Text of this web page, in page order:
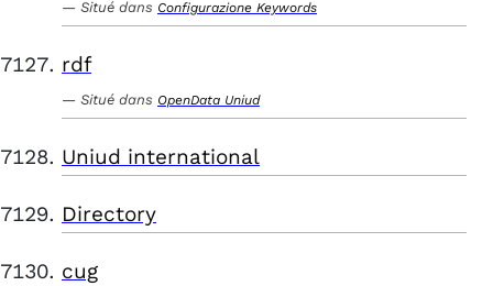
Situé dans Configurazione Keywords
rdf
Situé dans OpenData Uniud
Uniud international
Directory
cug